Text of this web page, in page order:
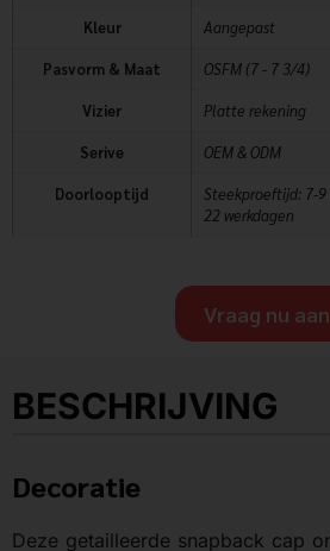
Kleur Aangepast
Pasvorm & Maat OSFM (7 - 7 3/4)
Vizier Platte rekening
Serive OEM & ODM
Doorlooptijd
Steekproeftijd: 7-9
22 werkdagen
Vraag nu aan
BESCHRIJVING
Decoratie
Deze getailleerde snapback cap